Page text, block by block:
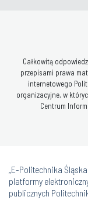
Całkowitą
przepisami prawa
internetowego
organizacyjne, w
Centrum
„E-Politechnika
platformy
publicznych